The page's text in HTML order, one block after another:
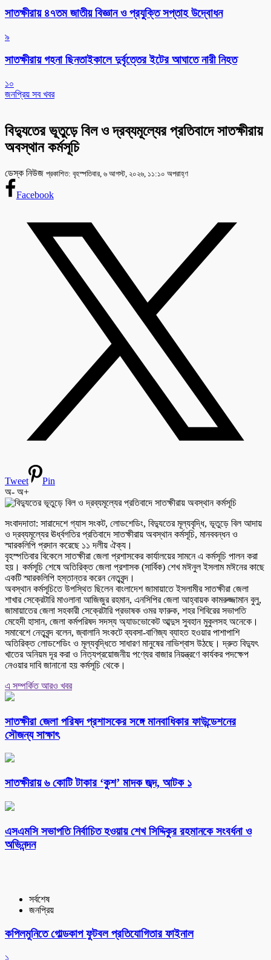
সাতক্ষীরায় ৪৭তম জাতীয় বিজ্ঞান ও প্রযুক্তি সপ্তাহ উদ্বোধন
৯
সাতক্ষীরায় গহনা ছিনতাইকালে দুর্বৃত্তের ইটের আঘাতে নারী নিহত
১০
জনপ্রিয় সব খবর
বিদ্যুতের ভূতুড়ে বিল ও দ্রব্যমূল্যের প্রতিবাদে সাতক্ষীরায়
অবস্থান কর্মসূচি
ডেস্ক নিউজ প্রকাশিত: বৃহস্পতিবার, ৬ আগস্ট, ২০২৬, ১১:১০ অপরাহ্ণ
Facebook
Tweet
Pin
অ- অ+
সংবাদদাতা: সারাদেশে গ্যাস সংকট, লোডশেডিং, বিদ্যুতের মূল্যবৃদ্ধি, ভূতুড়ে বিল আদায়
ও দ্রব্যমূল্যের ঊর্ধ্বগতির প্রতিবাদে সাতক্ষীরায় অবস্থান কর্মসূচি, মানববন্ধন ও
স্মারকলিপি প্রদান করেছে ১১ দলীয় ঐক্য।
বৃহস্পতিবার বিকেলে সাতক্ষীরা জেলা প্রশাসকের কার্যালয়ের সামনে এ কর্মসূচি পালন করা
হয়। কর্মসূচি শেষে অতিরিক্ত জেলা প্রশাসক (সার্বিক) শেখ মঈনুল ইসলাম মঈনের কাছে
একটি স্মারকলিপি হস্তান্তর করেন নেতৃবৃন্দ।
অবস্থান কর্মসূচিতে উপস্থিত ছিলেন বাংলাদেশ জামায়াতে ইসলামীর সাতক্ষীরা জেলা
শাখার সেক্রেটারি মাওলানা আজিজুর রহমান, এনসিপির জেলা আহ্বায়ক কামরুজ্জামান বুলু,
জামায়াতের জেলা সহকারী সেক্রেটারি প্রভাষক ওমর ফারুক, শহর শিবিরের সভাপতি
মেহেদী হাসান, জেলা কর্মপরিষদ সদস্য অ্যাডভোকেট আব্দুস সুবহান মুকুলসহ অনেকে।
সমাবেশে নেতৃবৃন্দ বলেন, জ্বালানি সংকটে ব্যবসা-বাণিজ্য ব্যাহত হওয়ার পাশাপাশি
অতিরিক্ত লোডশেডিং ও মূল্যবৃদ্ধিতে সাধারণ মানুষের নাভিশ্বাস উঠছে। দ্রুত বিদ্যুৎ
খাতের অনিয়ম দূর করা ও নিত্যপ্রয়োজনীয় পণ্যের বাজার নিয়ন্ত্রণে কার্যকর পদক্ষেপ
নেওয়ার দাবি জানানো হয় কর্মসূচি থেকে।
এ সম্পর্কিত আরও খবর
সাতক্ষীরা জেলা পরিষদ প্রশাসকের সঙ্গে মানবাধিকার ফাউন্ডেশনের
সৌজন্য সাক্ষাৎ
সাতক্ষীরায় ৬ কোটি টাকার ‘কুশ’ মাদক জব্দ, আটক ১
এসএমসি সভাপতি নির্বাচিত হওয়ায় শেখ সিদ্দিকুর রহমানকে সংবর্ধনা ও
অভিনন্দন
সর্বশেষ
জনপ্রিয়
কপিলমুনিতে গোল্ডকাপ ফুটবল প্রতিযোগিতার ফাইনাল
১